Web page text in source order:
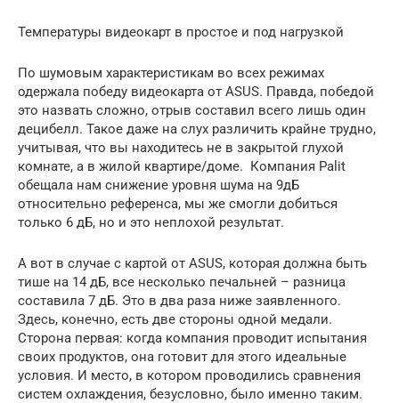
Температуры видеокарт в простое и под нагрузкой
По шумовым характеристикам во всех режимах
одержала победу видеокарта от ASUS. Правда, победой
это назвать сложно, отрыв составил всего лишь один
децибелл. Такое даже на слух различить крайне трудно,
учитывая, что вы находитесь не в закрытой глухой
комнате, а в жилой квартире/доме. Компания Palit
обещала нам снижение уровня шума на 9дБ
относительно референса, мы же смогли добиться
только 6 дБ, но и это неплохой результат.
А вот в случае с картой от ASUS, которая должна быть
тише на 14 дБ, все несколько печальней – разница
составила 7 дБ. Это в два раза ниже заявленного.
Здесь, конечно, есть две стороны одной медали.
Сторона первая: когда компания проводит испытания
своих продуктов, она готовит для этого идеальные
условия. И место, в котором проводились сравнения
систем охлаждения, безусловно, было именно таким.